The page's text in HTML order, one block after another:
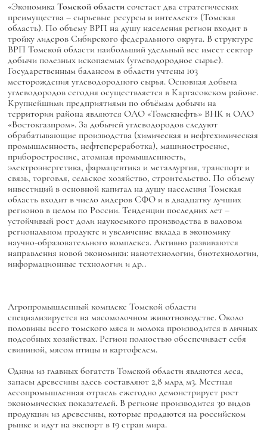
«Экономика Томской области сочетает два стратегических
преимущества – сырьевые ресурсы и интеллект» (Томская
область). По объему ВРП на душу населения регион входит в
тройку лидеров Сибирского федерального округа. В структуре
ВРП Томской области наибольший удельный вес имеет сектор
добычи полезных ископаемых (углеводородное сырье).
Государственным балансом в области учтены 103
месторождения углеводородного сырья. Основная добыча
углеводородов сегодня осуществляется в Каргасокском районе.
Крупнейшими предприятиями по объёмам добычи на
территории района являются ОАО «Томскнефть» ВНК и ОАО
«Востокгазпром». За добычей углеводородов следуют
обрабатывающие производства (химическая и нефтехимическая
промышленность, нефтепереработка), машиностроение,
приборостроение, атомная промышленность,
электроэнергетика, фармацевтика и металлургия, транспорт и
связь, торговля, сельское хозяйство, строительство. По объему
инвестиций в основной капитал на душу населения Томская
область входит в число лидеров СФО и в двадцатку лучших
регионов в целом по России. Тенденции последних лет –
устойчивый рост доли наукоемкого производства в валовом
региональном продукте и увеличение вклада в экономику
научно-образовательного комплекса. Активно развиваются
направления новой экономики: нанотехнологии, биотехнологии,
информационные технологии и др..
Агропромышленный комплекс Томской области
специализируется на мясомолочном животноводстве. Около
половины всего томского мяса и молока производится в личных
подсобных хозяйствах. Регион полностью обеспечивает себя
свининой, мясом птицы и картофелем.
Одним из главных богатств Томской области являются леса,
запасы древесины здесь составляют 2,8 млрд м3. Местная
лесопромышленная отрасль ежегодно демонстрирует рост
экономических показателей. В регионе производится 30 видов
продукции из древесины, которые продаются на российском
рынке и идут на экспорт в 19 стран мира.